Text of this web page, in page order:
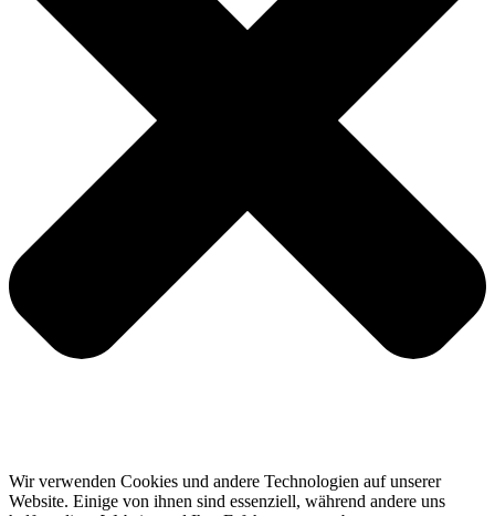
Wir verwenden Cookies und andere Technologien auf unserer
Website. Einige von ihnen sind essenziell, während andere uns